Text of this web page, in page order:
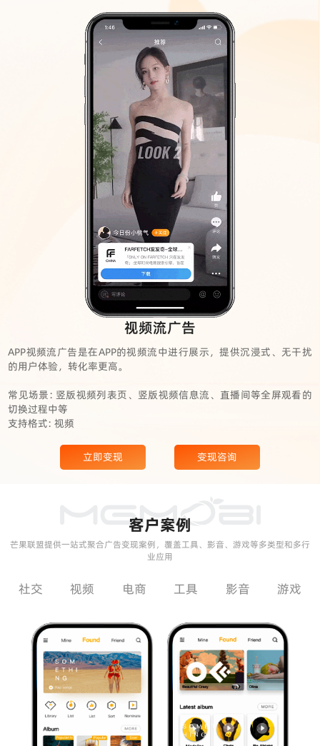
视频流广告
APP视频流广告是在APP的视频流中进行展示，提供沉浸式、无干扰
的用户体验，转化率更高。
常见场景: 竖版视频列表页、竖版视频信息流、直播间等全屏观看的
切换过程中等
支持格式: 视频
立即变现 变现咨询
客户案例
芒果联盟提供一站式聚合广告变现案例，覆盖工具、影音、游戏等多类型和多行
业应用
社交 视频 电商 工具 影音 游戏